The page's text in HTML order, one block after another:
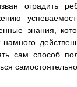
оградить
знания,
намного
сам способ